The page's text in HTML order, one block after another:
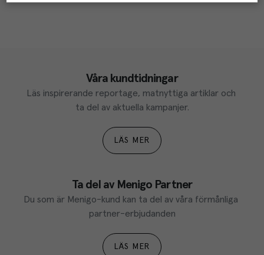
Våra kundtidningar
Läs inspirerande reportage, matnyttiga artiklar och
ta del av aktuella kampanjer.
LÄS MER
Ta del av Menigo Partner
Du som är Menigo-kund kan ta del av våra förmånliga
partner-erbjudanden
LÄS MER